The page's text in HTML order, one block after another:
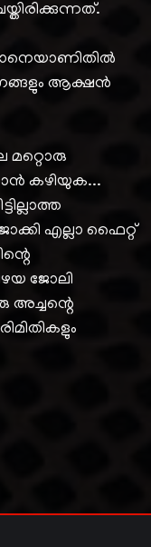
ആക്ഷൻ
മറ്റൊരു
കഴിയുക...
എല്ലാ ഫൈറ്റ്
ജോലി
അച്ചന്റെ